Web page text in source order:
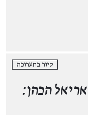
סיור בתערוכה
אריאל הכהן: